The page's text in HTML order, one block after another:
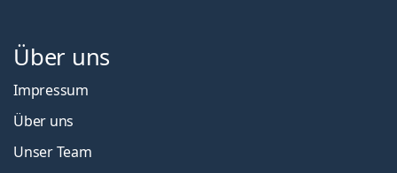
Über uns
Impressum
Über uns
Unser Team